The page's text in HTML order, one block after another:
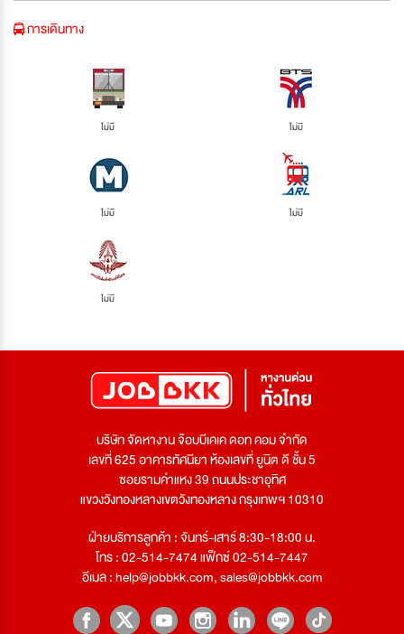
การเดินทาง
ไม่มี ไม่มี
ไม่มี ไม่มี
ไม่มี
บริษัท จัดหางาน จ๊อบบีเคเค ดอท คอม จำกัด
เลขที่ 625 อาคารทัศนียา ห้องเลขที่ ยูนิต ดี ชั้น 5
ซอยรามคำแหง 39 ถนนประชาอุทิศ
แขวงวังทองหลางเขตวังทองหลาง กรุงเทพฯ 10310
ฝ่ายบริการลูกค้า : จันทร์-เสาร์ 8:30-18:00 น.
โทร : 02-514-7474 แฟ็กซ์ 02-514-7447
อีเมล :help@jobbkk.com,sales@jobbkk.com